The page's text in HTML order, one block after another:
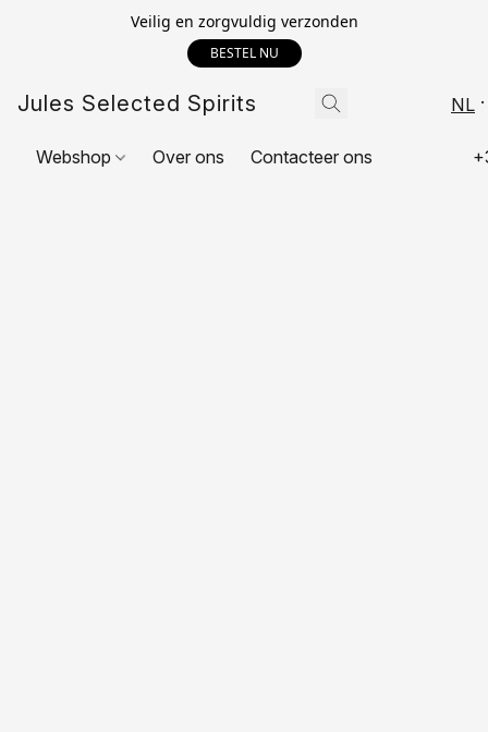
Veilig en zorgvuldig verzonden
BESTEL NU
Jules Selected Spirits NL
Webshop Over ons Contacteer ons